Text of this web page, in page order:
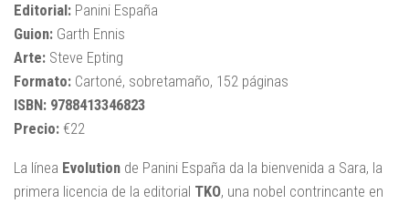
Editorial: Panini España
Guion: Garth Ennis
Arte: Steve Epting
Formato: Cartoné, sobretamaño, 152 páginas
ISBN: 9788413346823
Precio: €22
La línea Evolution de Panini España da la bienvenida a Sara, la
primera licencia de la editorial TKO, una nobel contrincante en